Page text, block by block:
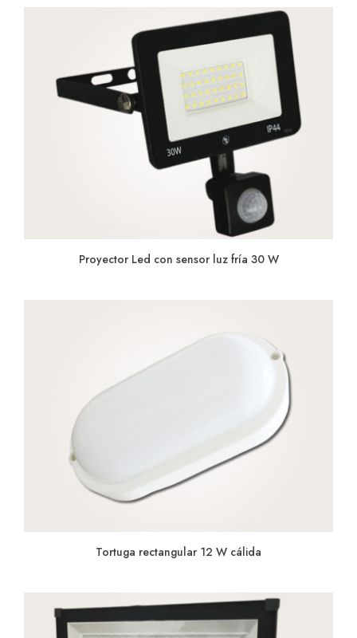
Proyector Led con sensor luz fría 30 W
Tortuga rectangular 12 W cálida